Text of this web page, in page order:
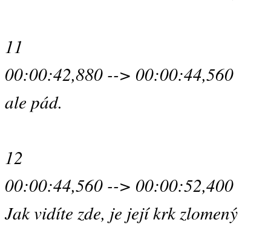
11
00:00:42,880 --> 00:00:44,560
ale pád.
12
00:00:44,560 --> 00:00:52,400
Jak vidíte zde, je její krk zlomený